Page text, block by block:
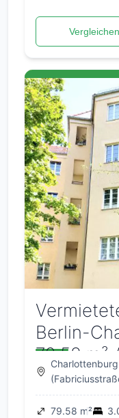
Vergleichen
Berlin-
79,58 m²
mit
79.58 m²